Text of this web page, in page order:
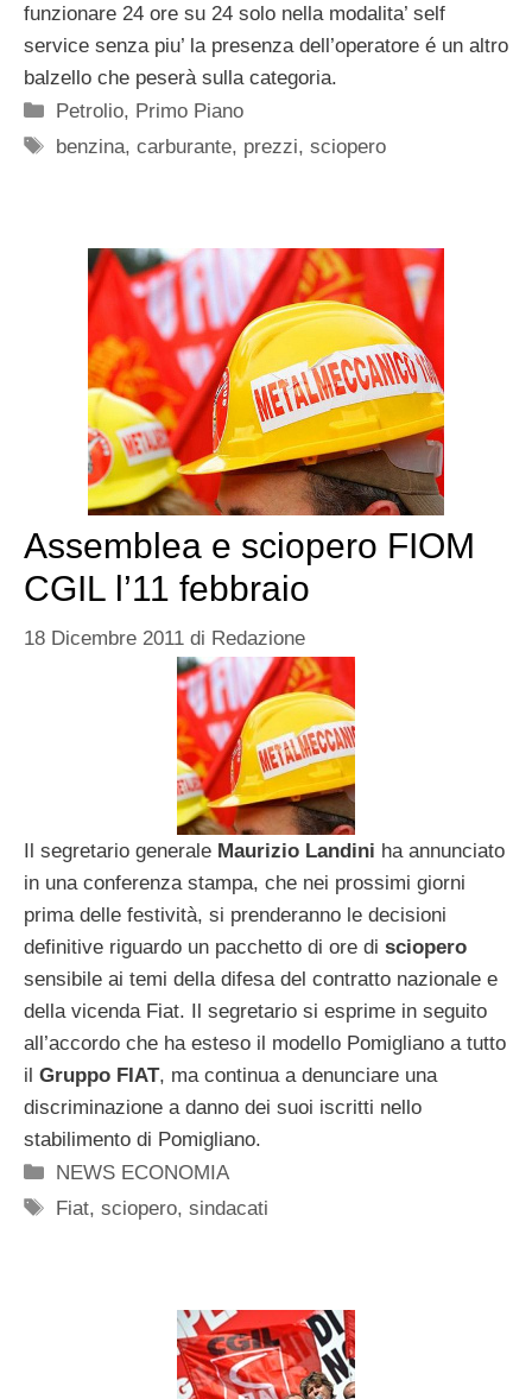
funzionare 24 ore su 24 solo nella modalita’ self
service senza piu’ la presenza dell’operatore é un altro
balzello che peserà sulla categoria.
Categorie
Petrolio, Primo Piano
Tag
benzina,carburante, prezzi,sciopero
Assemblea e sciopero FIOM
CGIL l’11 febbraio
18 Dicembre 2011 di Redazione
Il segretario generale Maurizio Landini ha annunciato
in una conferenza stampa, che nei prossimi giorni
prima delle festività, si prenderanno le decisioni
definitive riguardo un pacchetto di ore di sciopero
sensibile ai temi della difesa del contratto nazionale e
della vicenda Fiat. Il segretario si esprime in seguito
all’accordo che ha esteso il modello Pomigliano a tutto
il Gruppo FIAT, ma continua a denunciare una
discriminazione a danno dei suoi iscritti nello
stabilimento di Pomigliano.
Categorie
NEWS ECONOMIA
Tag
Fiat,sciopero,sindacati